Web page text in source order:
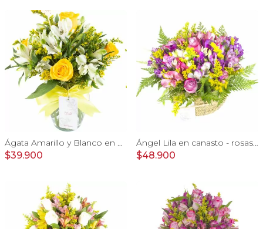
Ágata Amarillo y Blanco en florero - rosas, astromelias
$39.900
Ángel Lila en canasto - rosas lila y astromelias
$48.900